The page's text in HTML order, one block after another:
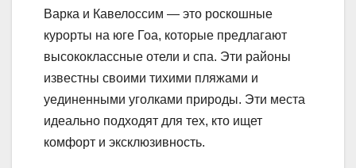
Варка и Кавелоссим — это роскошные
курорты на юге Гоа, которые предлагают
высококлассные отели и спа. Эти районы
известны своими тихими пляжами и
уединенными уголками природы. Эти места
идеально подходят для тех, кто ищет
комфорт и эксклюзивность.